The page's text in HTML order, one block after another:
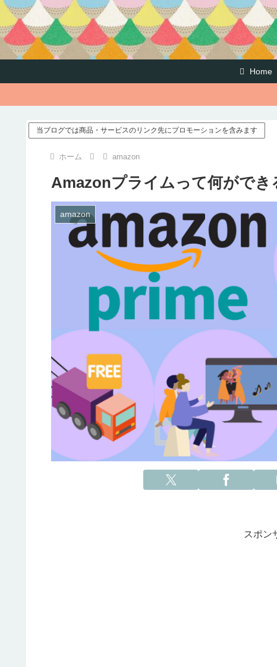
Home
当ブログでは商品・サービスのリンク先にプロモーションを含みます
ホーム amazon
Amazonプライムって何ができ
amazon
スポン